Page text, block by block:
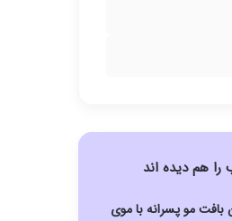
هم دیده اند
بافت مو پسرانه با موی